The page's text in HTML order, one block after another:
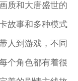
质和大唐盛世的
故事和多种模式
人到游戏，不同
个角色都有着很